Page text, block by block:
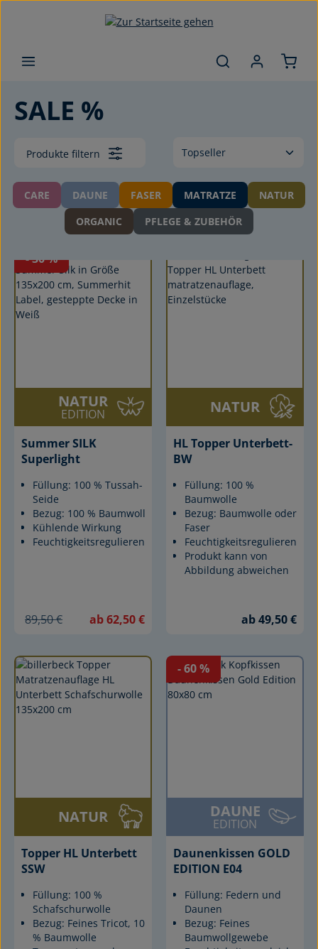
Zum Hauptinhalt springen
SALE %
Produkte filtern
CARE DAUNE FASER MATRATZE
NATUR
ORGANIC
PFLEGE & ZUBEHÖR
- 30%
NATUR
EDITION
Summer SILK
Superlight
Füllung: 100 % Tussah-
Seide
Bezug: 100 % Baumwolle
Kühlende Wirkung
Feuchtigkeitsregulierend
89,50 € ab 62,50 €
NATUR
HL Topper Unterbett-
BW
Füllung: 100 %
Baumwolle
Bezug: Baumwolle oder
Faser
Feuchtigkeitsregulierend
Produkt kann von
Abbildung abweichen
ab 49,50 €
NATUR
Topper HL Unterbett
SSW
Füllung: 100 %
Schafschurwolle
Bezug: Feines Tricot, 100
% Baumwolle
- 60%
DAUNE
EDITION
Daunenkissen GOLD
EDITION E04
Füllung: Federn und
Daunen
Bezug: Feines
Baumwollgewebe